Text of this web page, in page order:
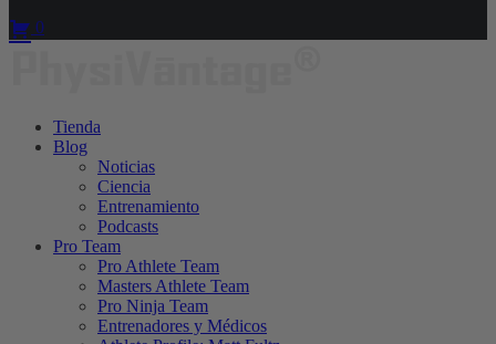
0
Tienda
Blog
Noticias
Ciencia
Entrenamiento
Podcasts
Pro Team
Pro Athlete Team
Masters Athlete Team
Pro Ninja Team
Entrenadores y Médicos